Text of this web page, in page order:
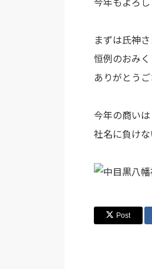
今年もよろし
まずは氏神さ
恒例のおみ
ありがとうご
今年の商いは
社名に負け
Post